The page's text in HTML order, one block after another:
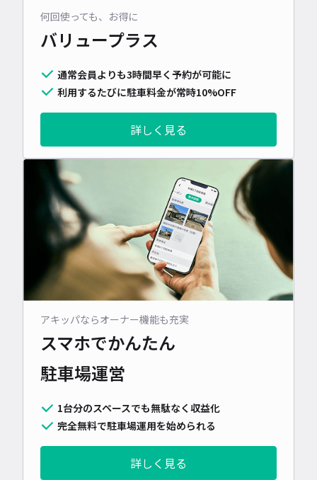
何回使っても、お得に
バリュープラス
通常会員よりも3時間早く予約が可能に
利用するたびに駐車料金が常時10%OFF
詳しく見る
アキッパならオーナー機能も充実
スマホでかんたん
駐車場運営
1台分のスペースでも無駄なく収益化
完全無料で駐車場運用を始められる
詳しく見る